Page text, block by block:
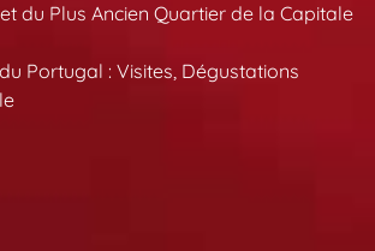
du Plus Ancien Quartier de la Capitale
Portugal : Visites, Dégustations